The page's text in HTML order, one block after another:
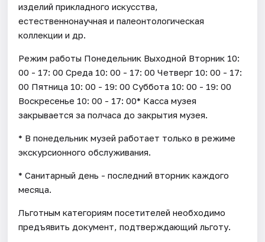
изделий прикладного искусства,
естественнонаучная и палеонтологическая
коллекции и др.
Режим работы Понедельник Выходной Вторник 10:
00 - 17: 00 Среда 10: 00 - 17: 00 Четверг 10: 00 - 17:
00 Пятница 10: 00 - 19: 00 Суббота 10: 00 - 19: 00
Воскресенье 10: 00 - 17: 00* Касса музея
закрывается за полчаса до закрытия музея.
* В понедельник музей работает только в режиме
экскурсионного обслуживания.
* Санитарный день - последний вторник каждого
месяца.
Льготным категориям посетителей необходимо
предъявить документ, подтверждающий льготу.